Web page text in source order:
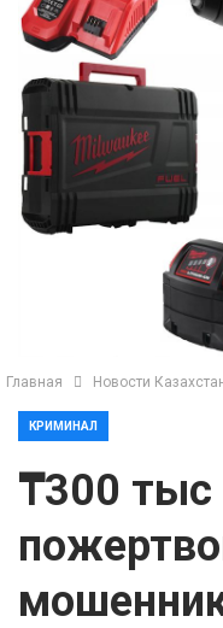
Главная Новости
КРИМИНАЛ
₸300 тыс